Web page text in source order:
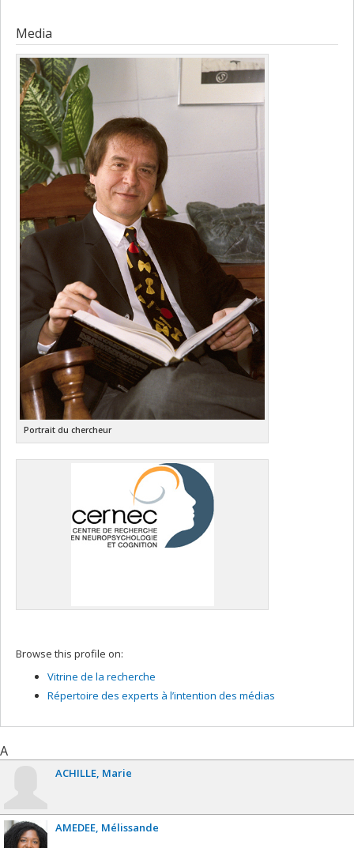
Media
Portrait du chercheur
Browse this profile on:
Vitrine de la recherche
Répertoire des experts à l’intention des médias
A
ACHILLE Marie
AMEDEE Mélissande